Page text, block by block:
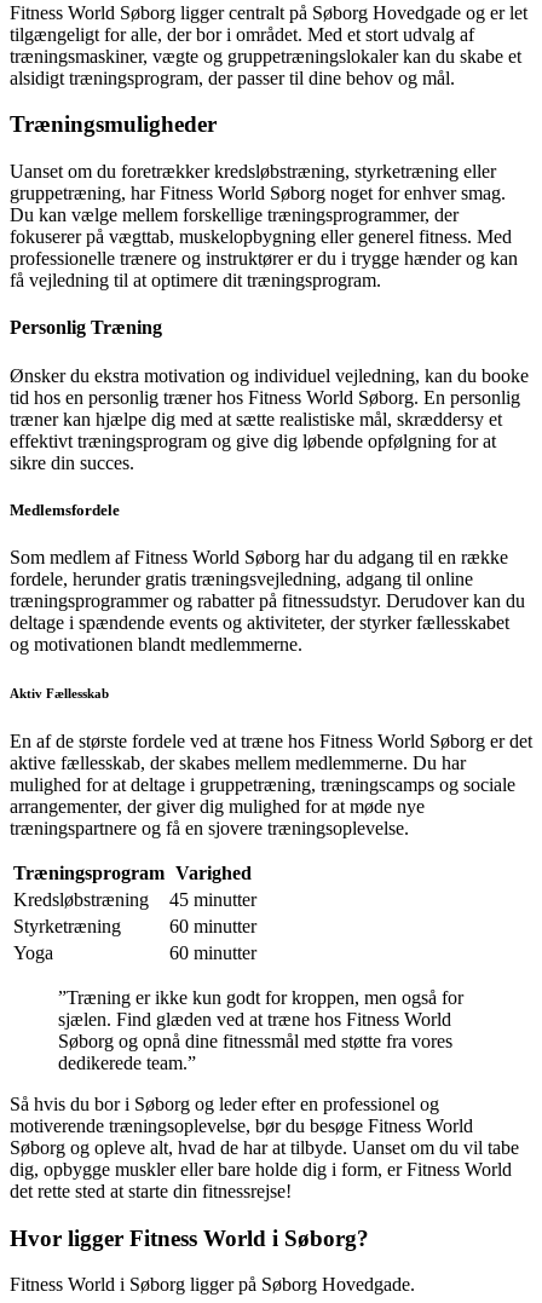
Fitness World Søborg ligger centralt på Søborg Hovedgade og er let
tilgængeligt for alle, der bor i området. Med et stort udvalg af
træningsmaskiner, vægte og gruppetræningslokaler kan du skabe et
alsidigt træningsprogram, der passer til dine behov og mål.
Træningsmuligheder
Uanset om du foretrækker kredsløbstræning, styrketræning eller
gruppetræning, har Fitness World Søborg noget for enhver smag.
Du kan vælge mellem forskellige træningsprogrammer, der
fokuserer på vægttab, muskelopbygning eller generel fitness. Med
professionelle trænere og instruktører er du i trygge hænder og kan
få vejledning til at optimere dit træningsprogram.
Personlig Træning
Ønsker du ekstra motivation og individuel vejledning, kan du booke
tid hos en personlig træner hos Fitness World Søborg. En personlig
træner kan hjælpe dig med at sætte realistiske mål, skræddersy et
effektivt træningsprogram og give dig løbende opfølgning for at
sikre din succes.
Medlemsfordele
Som medlem af Fitness World Søborg har du adgang til en række
fordele, herunder gratis træningsvejledning, adgang til online
træningsprogrammer og rabatter på fitnessudstyr. Derudover kan du
deltage i spændende events og aktiviteter, der styrker fællesskabet
og motivationen blandt medlemmerne.
Aktiv Fællesskab
En af de største fordele ved at træne hos Fitness World Søborg er det
aktive fællesskab, der skabes mellem medlemmerne. Du har
mulighed for at deltage i gruppetræning, træningscamps og sociale
arrangementer, der giver dig mulighed for at møde nye
træningspartnere og få en sjovere træningsoplevelse.
Træningsprogram Varighed
Kredsløbstræning
45 minutter
Styrketræning
60 minutter
Yoga
60 minutter
”Træning er ikke kun godt for kroppen, men også for
sjælen. Find glæden ved at træne hos Fitness World
Søborg og opnå dine fitnessmål med støtte fra vores
dedikerede team.”
Så hvis du bor i Søborg og leder efter en professionel og
motiverende træningsoplevelse, bør du besøge Fitness World
Søborg og opleve alt, hvad de har at tilbyde. Uanset om du vil tabe
dig, opbygge muskler eller bare holde dig i form, er Fitness World
det rette sted at starte din fitnessrejse!
Hvor ligger Fitness World i Søborg?
Fitness World i Søborg ligger på Søborg Hovedgade.